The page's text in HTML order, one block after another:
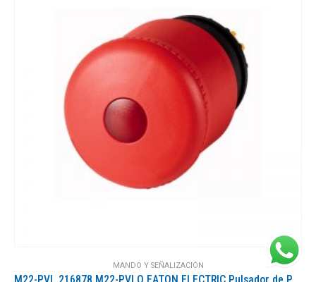
MANDO Y SEÑALIZACIÓN